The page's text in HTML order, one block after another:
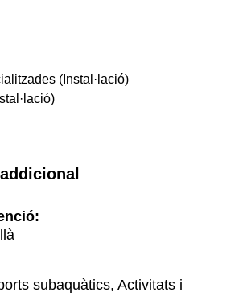
(Instal·lació)
subaquàtics, Activitats i